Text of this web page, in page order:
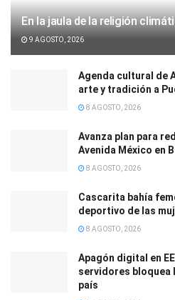
En la jaula de la religión
9 AGOSTO, 2026
Agenda cultural de
arte y tradición a
8 AGOSTO, 2026
Avanza plan para
Avenida México en
8 AGOSTO, 2026
Cascarita bahía
deportivo de las
8 AGOSTO, 2026
Apagón digital en
servidores bloquea
país